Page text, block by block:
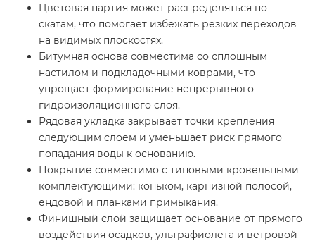
Цветовая партия может распределяться по
скатам, что помогает избежать резких переходов
на видимых плоскостях.
Битумная основа совместима со сплошным
настилом и подкладочными коврами, что
упрощает формирование непрерывного
гидроизоляционного слоя.
Рядовая укладка закрывает точки крепления
следующим слоем и уменьшает риск прямого
попадания воды к основанию.
Покрытие совместимо с типовыми кровельными
комплектующими: коньком, карнизной полосой,
ендовой и планками примыкания.
Финишный слой защищает основание от прямого
воздействия осадков, ультрафиолета и ветровой